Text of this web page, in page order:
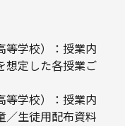
等学校）：授業内
想定した各授業ご
等学校）：授業内
／生徒用配布資料